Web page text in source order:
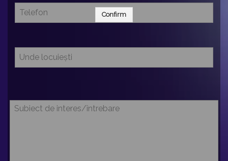
Confirm